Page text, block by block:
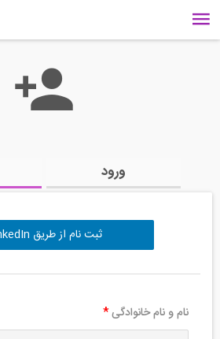
ورود
ثبت نام از طریق LinkedIn
نام و نام خانوادگی*